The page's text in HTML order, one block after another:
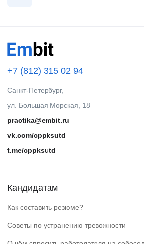
+7 (812) 315 02 94
Санкт-Петербург,
ул. Большая Морская, 18
practika@embit.ru
vk.com/cppksutd
t.me/cppksutd
Кандидатам
Как составить резюме?
Советы по устранению тревожности